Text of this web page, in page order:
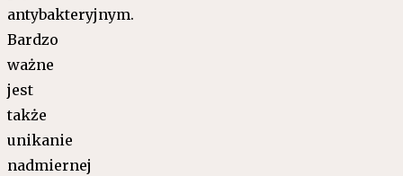
antybakteryjnym.
Bardzo
ważne
jest
także
unikanie
nadmiernej